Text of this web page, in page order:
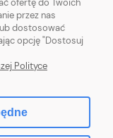
ofertę do Twoich
przez nas
dostosować
opcję "Dostosuj
Polityce